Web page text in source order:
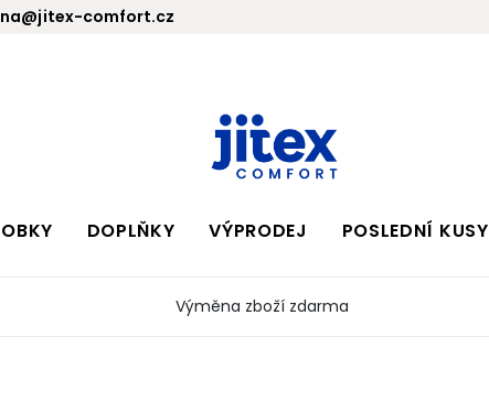
comfort.cz
DOPLŇKY VÝPRODEJ POSLEDNÍ KUSY
Výměna zboží zdarma